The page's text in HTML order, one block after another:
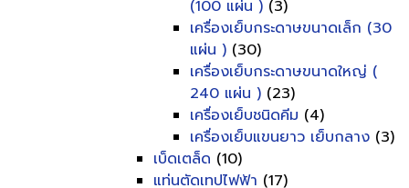
(100 แผ่น ) (3)
เครื่องเย็บกระดาษขนาดเล็ก (30
แผ่น ) (30)
เครื่องเย็บกระดาษขนาดใหญ่ (
240 แผ่น ) (23)
เครื่องเย็บชนิดคีม (4)
เครื่องเย็บแขนยาว เย็บกลาง (3)
เบ็ดเตล็ด (10)
แท่นตัดเทปไฟฟ้า (17)